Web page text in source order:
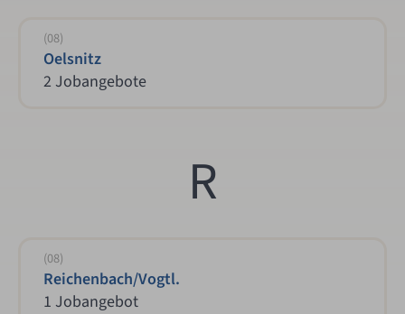
(08)
Oelsnitz
2 Jobangebote
R
(08)
Reichenbach/Vogtl.
1 Jobangebot